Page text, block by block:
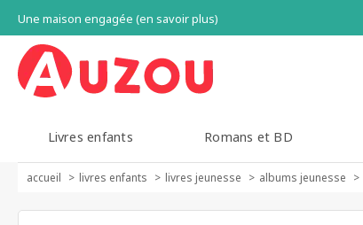
Une maison engagée (en savoir plus)
Livres enfants Romans et BD
accueil livres enfants livres jeunesse albums jeunesse